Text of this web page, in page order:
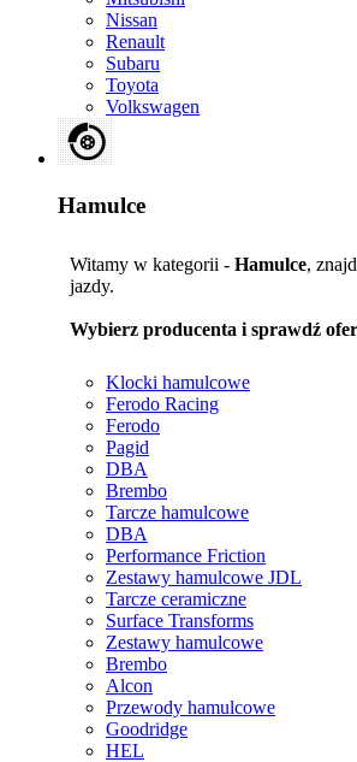
Nissan
Renault
Subaru
Toyota
Volkswagen
Hamulce
Witamy w kategorii - Hamulce,
jazdy.
Wybierz producenta i sprawdź
Klocki hamulcowe
Ferodo Racing
Ferodo
Pagid
DBA
Brembo
Tarcze hamulcowe
DBA
Performance Friction
Zestawy hamulcowe JDL
Tarcze ceramiczne
Surface Transforms
Zestawy hamulcowe
Brembo
Alcon
Przewody hamulcowe
Goodridge
HEL